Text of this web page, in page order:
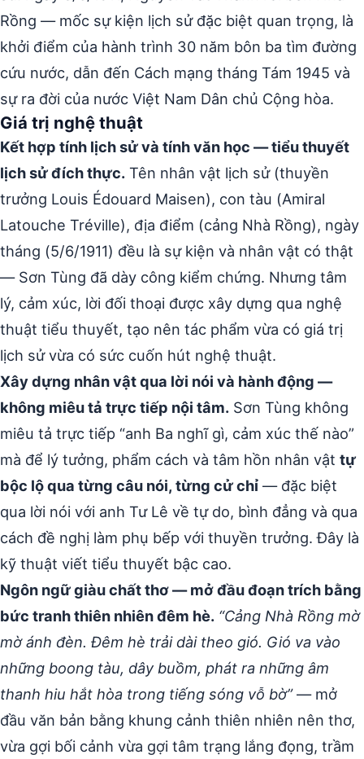
Rồng — mốc sự kiện lịch sử đặc biệt quan trọng, là
khởi điểm của hành trình 30 năm bôn ba tìm đường
cứu nước, dẫn đến Cách mạng tháng Tám 1945 và
sự ra đời của nước Việt Nam Dân chủ Cộng hòa.
Giá trị nghệ thuật
Kết hợp tính lịch sử và tính văn học — tiểu thuyết
lịch sử đích thực. Tên nhân vật lịch sử (thuyền
trưởng Louis Édouard Maisen), con tàu (Amiral
Latouche Tréville), địa điểm (cảng Nhà Rồng), ngày
tháng (5/6/1911) đều là sự kiện và nhân vật có thật
— Sơn Tùng đã dày công kiểm chứng. Nhưng tâm
lý, cảm xúc, lời đối thoại được xây dựng qua nghệ
thuật tiểu thuyết, tạo nên tác phẩm vừa có giá trị
lịch sử vừa có sức cuốn hút nghệ thuật.
Xây dựng nhân vật qua lời nói và hành động —
không miêu tả trực tiếp nội tâm. Sơn Tùng không
miêu tả trực tiếp “anh Ba nghĩ gì, cảm xúc thế nào”
mà để lý tưởng, phẩm cách và tâm hồn nhân vật tự
bộc lộ qua từng câu nói, từng cử chỉ — đặc biệt
qua lời nói với anh Tư Lê về tự do, bình đẳng và qua
cách đề nghị làm phụ bếp với thuyền trưởng. Đây là
kỹ thuật viết tiểu thuyết bậc cao.
Ngôn ngữ giàu chất thơ — mở đầu đoạn trích bằng
bức tranh thiên nhiên đêm hè. “Cảng Nhà Rồng mờ
mờ ánh đèn. Đêm hè trải dài theo gió. Gió va vào
những boong tàu, dây buồm, phát ra những âm
thanh hiu hắt hòa trong tiếng sóng vỗ bờ”— mở
đầu văn bản bằng khung cảnh thiên nhiên nên thơ,
vừa gợi bối cảnh vừa gợi tâm trạng lắng đọng, trầm